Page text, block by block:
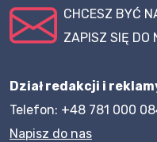
CHCESZ BYĆ
ZAPISZ SIĘ DO
Dział redakcji i
Telefon: +48 781 000
Napisz do nas